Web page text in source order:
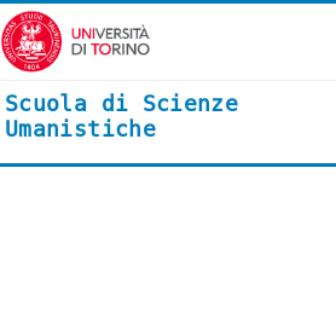
Vai al contenuto principale
Scuola di Scienze
Umanistiche